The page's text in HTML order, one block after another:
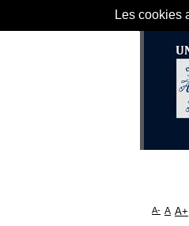
Les cookies
العلوم الاقتصادية و
A- A A+